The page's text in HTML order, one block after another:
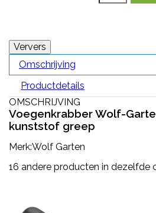
Omschrijving
Productdetails
OMSCHRIJVING
Voegenkrabber Wolf-
kunststof greep
Merk:Wolf Garten
16 andere producten in dezelfde